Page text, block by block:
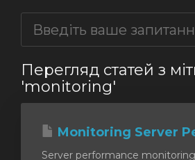
Перегляд статей з
'monitoring'
Monitoring Server
Server performance